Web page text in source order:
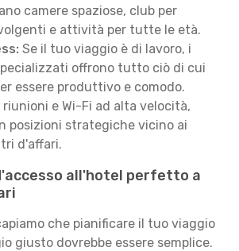
camere spaziose, club per
e attività per tutte le età.
Se il tuo viaggio è di lavoro, i
offrono tutto ciò di cui
essere produttivo e comodo.
e Wi-Fi ad alta velocità,
posizioni strategiche vicino ai
d'affari.
all'hotel perfetto a
che pianificare il tuo viaggio
giusto dovrebbe essere semplice.